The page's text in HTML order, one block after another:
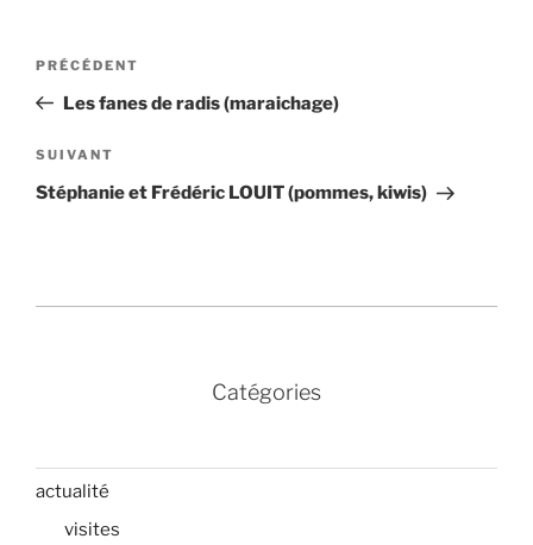
Navigation
l’article
Article
précédent
PRÉCÉDENT
Les fanes de radis (maraichage)
Article
suivant
SUIVANT
Stéphanie et Frédéric LOUIT (pommes, kiwis)
Catégories
actualité
visites